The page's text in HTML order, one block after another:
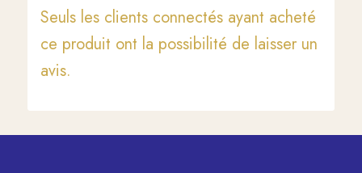
Seuls les clients connectés ayant acheté
ce produit ont la possibilité de laisser un
avis.